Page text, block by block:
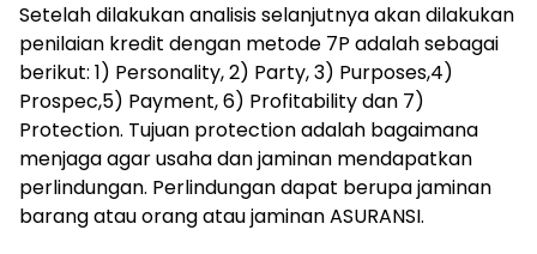
Setelah dilakukan analisis selanjutnya akan dilakukan
penilaian kredit dengan metode 7P adalah sebagai
berikut: 1) Personality, 2) Party, 3) Purposes,4)
Prospec,5) Payment, 6) Profitability dan 7)
Protection. Tujuan protection adalah bagaimana
menjaga agar usaha dan jaminan mendapatkan
perlindungan. Perlindungan dapat berupa jaminan
barang atau orang atau jaminan ASURANSI.